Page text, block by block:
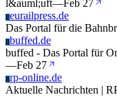
l&auml;uft—Feb 27
Eeurailpress.de
Das Portal für die
Bbuffed.de
buffed - Das Portal für
—Feb 27
Rrp-online.de
Aktuelle Nachrichten |